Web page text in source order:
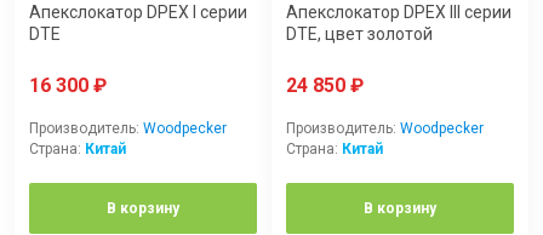
Апекслокатор DPEX I серии
DTE
16 300 ₽
Производитель: Woodpecker
Страна: Китай
В корзину
Апекслокатор DPEX III серии
DTE, цвет золотой
24 850 ₽
Производитель: Woodpecker
Страна: Китай
В корзину